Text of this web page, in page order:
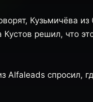
Кузьмичёва
Кустов решил, что
Alfaleads спросил,